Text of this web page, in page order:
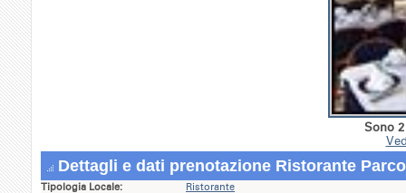
Sono
Dettagli e dati prenotazione Ristorante
Tipologia Locale:
Ristorante